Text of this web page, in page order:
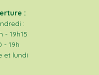
:
:
- 19h15
- 19h
et lundi